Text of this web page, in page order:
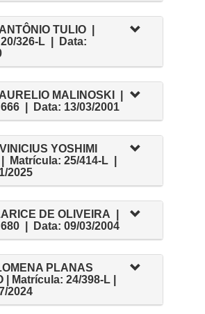
TULIO |
326-L | Data:
MALINOSKI |
| Data: 13/03/2001
YOSHIMI
Matrícula: 25/414-L |
2025
DE OLIVEIRA |
| Data: 09/03/2004
PLANAS
| Matrícula: 24/398-L |
2024